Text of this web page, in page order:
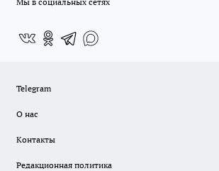
Telegram
О нас
Контакты
Редакционная политика